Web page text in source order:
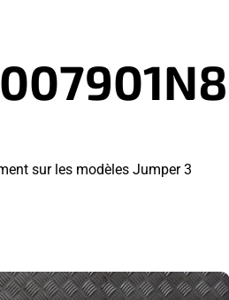
sur les modèles Jumper 3